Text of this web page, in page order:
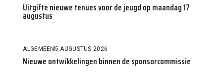
Uitgifte nieuwe tenues voor de jeugd op maandag 17
augustus
ALGEMEEN5 AUGUSTUS 2026
Nieuwe ontwikkelingen binnen de sponsorcommissie